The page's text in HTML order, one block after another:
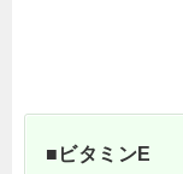
■ビタミンE